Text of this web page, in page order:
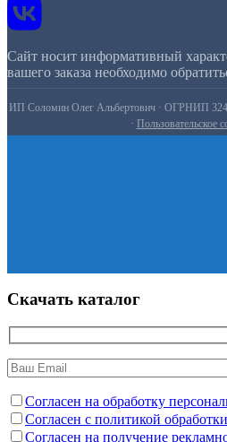
Сайт носит информативный
вашего заказа необходимо
ИП Соломин Олег Альбертович · ОГРНИП
· Пользовательское
Скачать каталог
Согласен на обработку
Согласен с политикой
Согласен на получение